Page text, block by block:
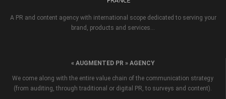
A PR and content agency with international scope dedicated to serving your
brand, products and services...
« AUGMENTED PR » AGENCY
We come along with the entire value chain of the communication strategy
(from auditing, through traditional or digital PR, to surveys and content).